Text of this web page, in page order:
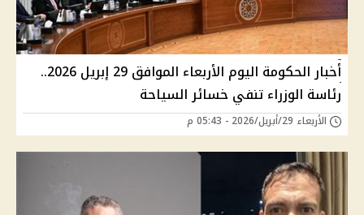
أخبار الحكومة اليوم الأربعاء الموافق 29 إبريل 2026..
رئاسة الوزراء تنفي خسائر السياحة
الأربعاء 29/أبريل/2026 - 05:43 م